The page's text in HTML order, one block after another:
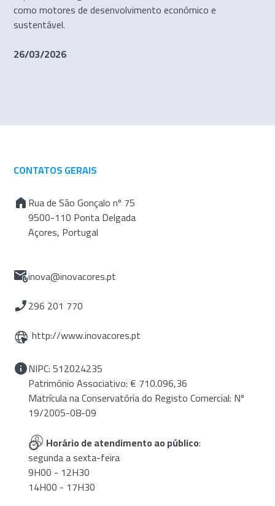
como motores de desenvolvimento económico e
sustentável.
26/03/2026
CONTATOS GERAIS
Rua de São Gonçalo nº 75
9500-110 Ponta Delgada
Açores, Portugal
inova@inovacores.pt
296 201 770
http://www.inovacores.pt
NIPC: 512024235
Património Associativo: € 710.096,36
Matrícula na Conservatória do Registo Comercial: Nº
19/2005-08-09
Horário de atendimento ao público:
segunda a sexta-feira
9H00 - 12H30
14H00 - 17H30